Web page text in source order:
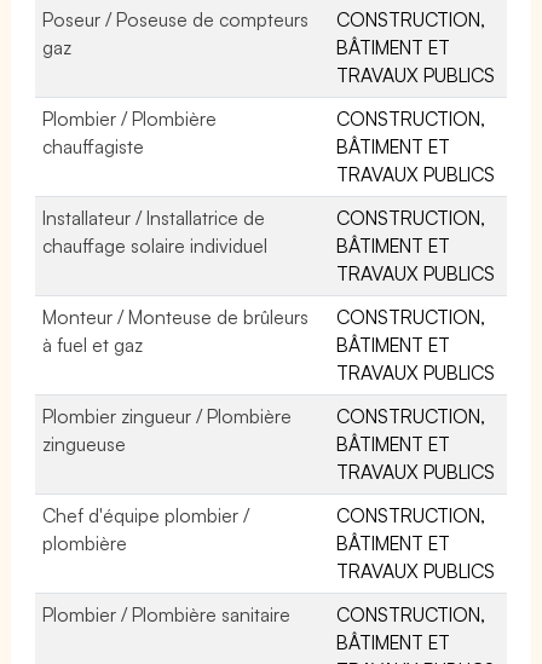
Poseur / Poseuse de compteurs
gaz
CONSTRUCTION,
BÂTIMENT ET
TRAVAUX PUBLICS
Plombier / Plombière
chauffagiste
CONSTRUCTION,
BÂTIMENT ET
TRAVAUX PUBLICS
Installateur / Installatrice de
chauffage solaire individuel
CONSTRUCTION,
BÂTIMENT ET
TRAVAUX PUBLICS
Monteur / Monteuse de brûleurs
à fuel et gaz
CONSTRUCTION,
BÂTIMENT ET
TRAVAUX PUBLICS
Plombier zingueur / Plombière
zingueuse
CONSTRUCTION,
BÂTIMENT ET
TRAVAUX PUBLICS
Chef d'équipe plombier /
plombière
CONSTRUCTION,
BÂTIMENT ET
TRAVAUX PUBLICS
Plombier / Plombière sanitaire
CONSTRUCTION,
BÂTIMENT ET